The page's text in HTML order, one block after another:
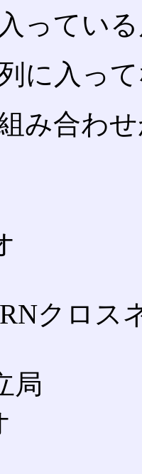
ってい
に入っ
み合わ
クロス
局